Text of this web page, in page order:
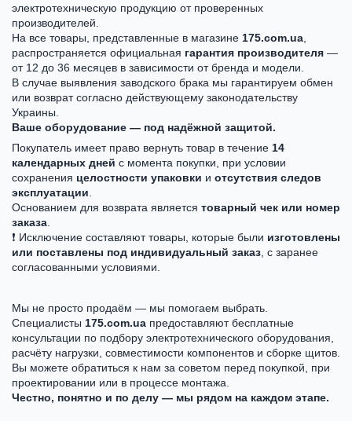
электротехническую продукцию от проверенных
производителей.
На все товары, представленные в магазине 175.com.ua
распространяется официальная гарантия производителя —
от 12 до 36 месяцев в зависимости от бренда и модели.
В случае выявления заводского брака мы гарантируем обмен
или возврат согласно действующему законодательству
Украины.
Ваше оборудование — под надёжной защитой.
Покупатель имеет право вернуть товар в течение 14
календарных дней с момента покупки, при условии
сохранения целостности упаковки и отсутствия следов
эксплуатации
Основанием для возврата является товарный чек или номер
заказа
❗ Исключение составляют товары, которые были изготовлены
или поставлены под индивидуальный заказ , с заранее
согласованными условиями.
Мы не просто продаём — мы помогаем выбрать.
Специалисты 175.com.ua предоставляют бесплатные
консультации по подбору электротехнического оборудования,
расчёту нагрузки, совместимости компонентов и сборке щитов.
Вы можете обратиться к нам за советом перед покупкой, при
проектировании или в процессе монтажа.
Честно, понятно и по делу — мы рядом на каждом этапе.